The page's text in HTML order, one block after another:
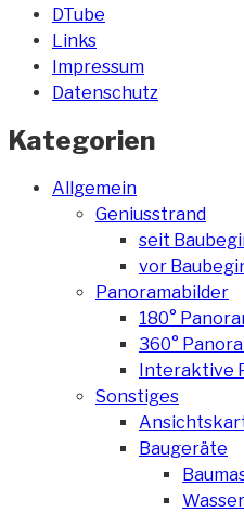
DTube
Links
Impressum
Datenschutz
Kategorien
Allgemein
Geniusstrand
seit
vor
Panoramabilder
180°
360°
Interaktive
Sonstiges
Baugeräte